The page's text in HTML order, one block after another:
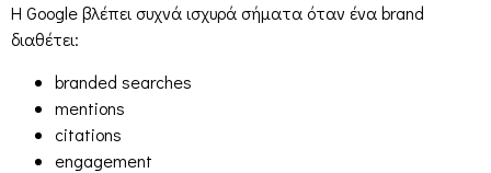
Η Google βλέπει συχνά ισχυρά σήματα όταν ένα brand
διαθέτει:
branded searches
mentions
citations
engagement